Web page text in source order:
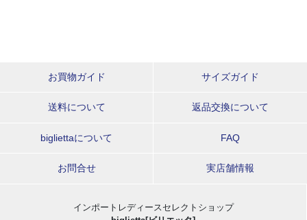
お買物ガイド サイズガイド
送料について 返品交換について
bigliettaについて FAQ
お問合せ 実店舗情報
インポートレディースセレクトショップ